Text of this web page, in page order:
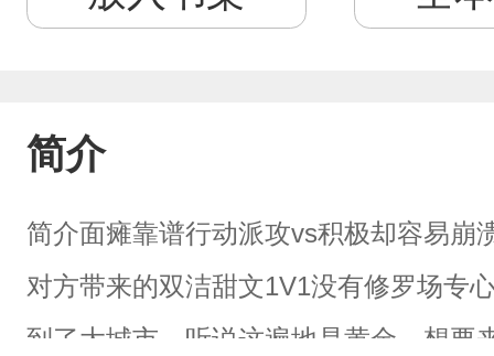
简介
简介面瘫靠谱行动派攻vs积极却容易崩
对方带来的双洁甜文1V1没有修罗场专
到了大城市，听说这遍地是黄金，想要